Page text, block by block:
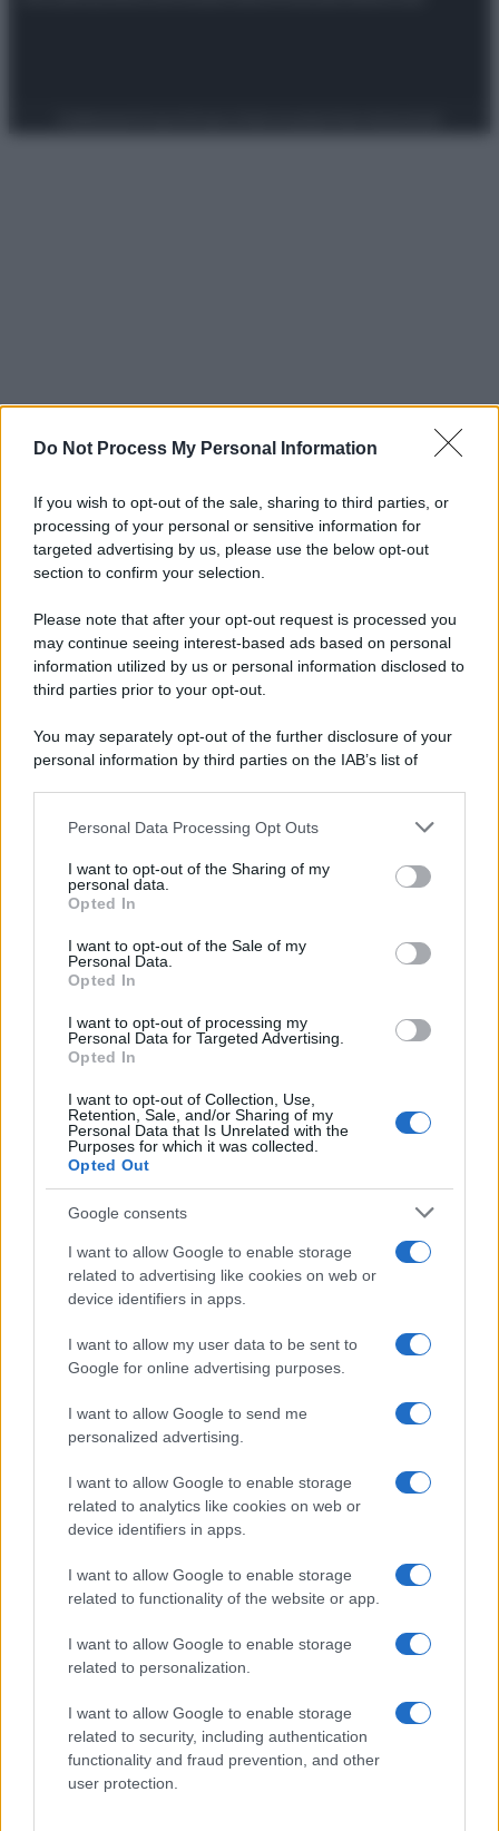
Do Not Process My Personal Information
If you wish to opt-out of the sale, sharing to third parties, or
processing of your personal or sensitive information for
targeted advertising by us, please use the below opt-out
section to confirm your selection.
Please note that after your opt-out request is processed you
may continue seeing interest-based ads based on personal
information utilized by us or personal information disclosed to
third parties prior to your opt-out.
You may separately opt-out of the further disclosure of your
personal information by third parties on the IAB’s list of
This information may also be disclosed by us to third parties
disclose it to other third parties.
Please note that this website/app uses one or more Google
services and may gather and store information including but
not limited to your visit or usage behaviour. You may click to
grant or deny consent to Google and its third-party tags to
consent section.
Personal Data Processing Opt Outs
I want to opt-out of the Sharing of my
personal data.
Opted In
I want to opt-out of the Sale of my
Personal Data.
Opted In
I want to opt-out of processing my
Personal Data for Targeted Advertising.
Opted In
I want to opt-out of Collection, Use,
Retention, Sale, and/or Sharing of my
Personal Data that Is Unrelated with the
Purposes for which it was collected.
Opted Out
Google consents
I want to allow Google to enable storage
related to advertising like cookies on web or
device identifiers in apps.
I want to allow my user data to be sent to
Google for online advertising purposes.
I want to allow Google to send me
personalized advertising.
I want to allow Google to enable storage
related to analytics like cookies on web or
device identifiers in apps.
I want to allow Google to enable storage
related to functionality of the website or app.
I want to allow Google to enable storage
related to personalization.
I want to allow Google to enable storage
related to security, including authentication
functionality and fraud prevention, and other
user protection.